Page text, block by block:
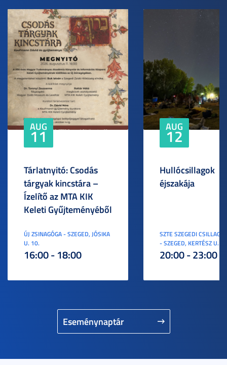
Eseménynaptár
AUG
11
Tárlatnyitó: Csodás
tárgyak kincstára –
Ízelítő az MTA KIK
Keleti Gyűjteményéből
ÚJ ZSINAGÓGA - SZEGED, JÓSIKA
U. 10.
16:00 - 18:00
AUG
12
Hullócsillagok
éjszakája
SZTE SZEGEDI
- SZEGED, KERTÉSZ U. 3.
20:00 - 23:00